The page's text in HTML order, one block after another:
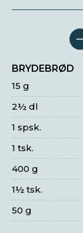
BRYDEBRØD
15 g
2½ dl
1 spsk.
1 tsk.
400 g
1½ tsk.
50 g